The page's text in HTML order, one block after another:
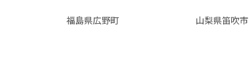
福島県広野町 山梨県笛吹市